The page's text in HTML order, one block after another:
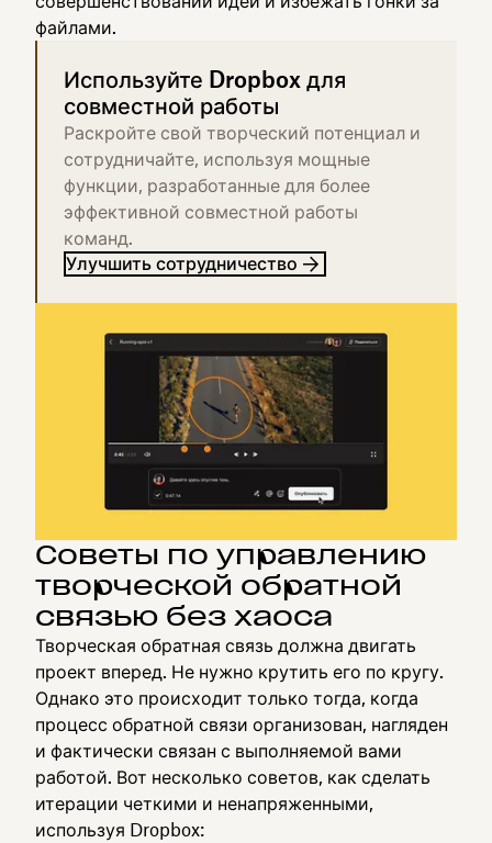
файлами.
Используйте Dropbox для
совместной работы
Раскройте свой творческий потенциал и
сотрудничайте, используя мощные
функции, разработанные для более
эффективной совместной работы
команд.
Улучшить сотрудничество
Советы по управлению
творческой обратной
связью без хаоса
Творческая обратная связь должна двигать
проект вперед. Не нужно крутить его по кругу.
Однако это происходит только тогда, когда
процесс обратной связи организован, нагляден
и фактически связан с выполняемой вами
работой. Вот несколько советов, как сделать
итерации четкими и ненапряженными,
используя Dropbox: